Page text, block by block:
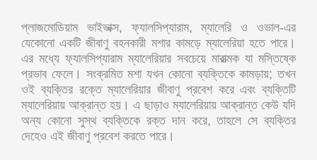
প্লাজমোডিয়াম ভাইভাক্স, ফ্যালসিপ্যারাম, ম্যালেরি ও ওভাল-এর
যেকোনো একটি জীবাণু বহনকারী মশার কামড়ে ম্যালেরিয়া হতে পারে।
এর মধ্যে ফ্যালসিপ্যারাম ম্যালেরিয়ার সবচেয়ে মারাত্মক যা মস্তিষ্কে
প্রভাব ফেলে। সংক্রমিত মশা যখন কোনো ব্যক্তিকে কামড়ায়; তখন
ওই ব্যক্তির রক্তে ম্যালেরিয়ার জীবাণু প্রবেশ করে এবং ব্যক্তিটি
ম্যালেরিয়ায় আক্রান্ত হয়। এ ছাড়াও ম্যালেরিয়ায় আক্রান্ত কেউ যদি
অন্য কোনো সুস্থ ব্যক্তিকে রক্ত দান করে, তাহলে সে ব্যক্তির
দেহেও এই জীবাণু প্রবেশ করতে পারে।